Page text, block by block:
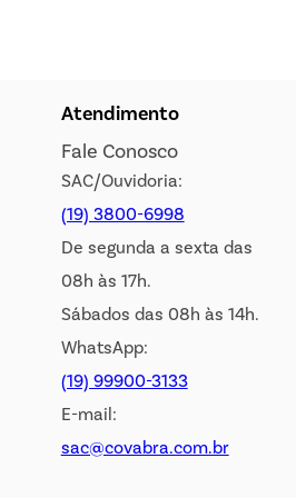
Atendimento
Fale Conosco
SAC/Ouvidoria:
(19) 3800-6998
De segunda a sexta das
08h às 17h.
Sábados das 08h às 14h.
WhatsApp:
(19) 99900-3133
E-mail:
sac@covabra.com.br